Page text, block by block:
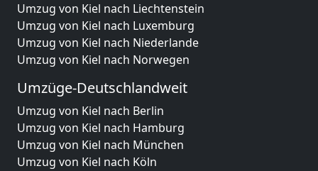
Umzug von Kiel nach Liechtenstein
Umzug von Kiel nach Luxemburg
Umzug von Kiel nach Niederlande
Umzug von Kiel nach Norwegen
Umzüge-Deutschlandweit
Umzug von Kiel nach Berlin
Umzug von Kiel nach Hamburg
Umzug von Kiel nach München
Umzug von Kiel nach Köln